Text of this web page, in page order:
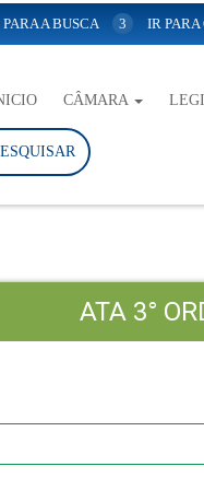
PARA A BUSCA 3 IR PARA
CÂMARA
ATA 3°